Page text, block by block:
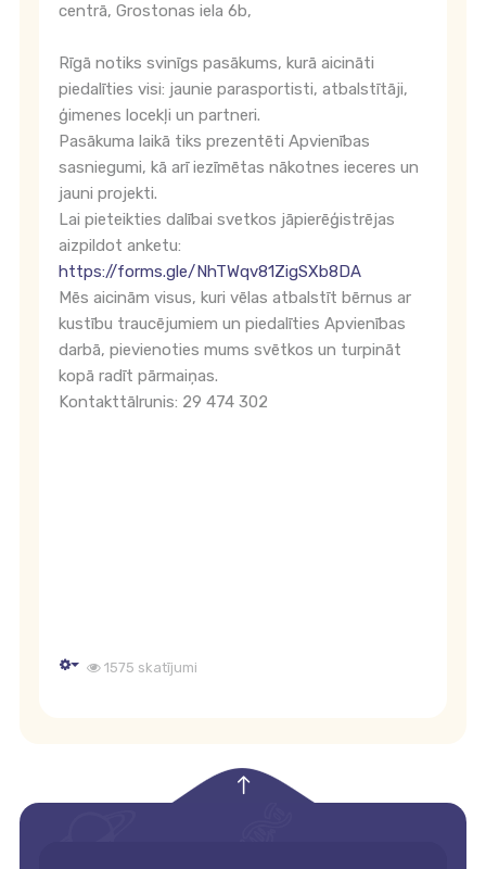
centrā, Grostonas iela 6b,
Rīgā notiks svinīgs pasākums, kurā aicināti
piedalīties visi: jaunie parasportisti, atbalstītāji,
ģimenes locekļi un partneri.
Pasākuma laikā tiks prezentēti Apvienības
sasniegumi, kā arī iezīmētas nākotnes ieceres un
jauni projekti.
Lai pieteikties dalībai svetkos jāpierēģistrējas
aizpildot anketu:
https://forms.gle/NhTWqv81ZigSXb8DA
Mēs aicinām visus, kuri vēlas atbalstīt bērnus ar
kustību traucējumiem un piedalīties Apvienības
darbā, pievienoties mums svētkos un turpināt
kopā radīt pārmaiņas.
Kontakttālrunis: 29 474 302
Empty
1575 skatījumi